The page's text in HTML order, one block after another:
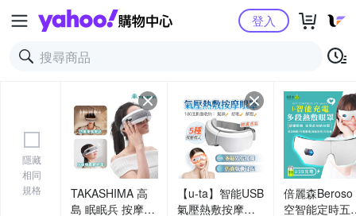
Yahoo購物中心登入
隱藏
相同
規格
TAKASHIMA 高
島 眠眠兵 按摩眼
【u-ta】智能USB
氣壓熱敷按摩眼
倍麗森Beroso
空智能定時五